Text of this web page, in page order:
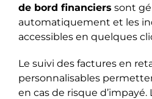
de bord financiers sont
automatiquement et les
accessibles en quelques
Le suivi des factures en
personnalisables
en cas de risque d’impayé.